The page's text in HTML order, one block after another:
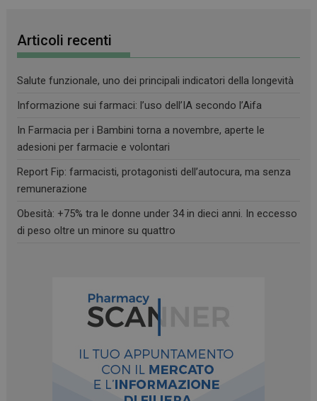
Articoli recenti
Salute funzionale, uno dei principali indicatori della longevità
Informazione sui farmaci: l’uso dell’IA secondo l’Aifa
In Farmacia per i Bambini torna a novembre, aperte le
adesioni per farmacie e volontari
Report Fip: farmacisti, protagonisti dell’autocura, ma senza
remunerazione
Obesità: +75% tra le donne under 34 in dieci anni. In eccesso
di peso oltre un minore su quattro